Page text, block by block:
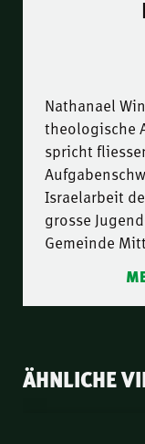
Nathanael
theologische
spricht
Israelarbeit
grosse
Gemeinde
ÄHNLICHE